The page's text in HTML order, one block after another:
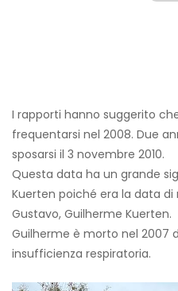
I rapporti hanno suggerito
frequentarsi nel 2008. Due
sposarsi il 3 novembre 2010.
Questa data ha un grande
Kuerten poiché era la data
Gustavo, Guilherme Kuerten.
Guilherme è morto nel 2007
insufficienza respiratoria.